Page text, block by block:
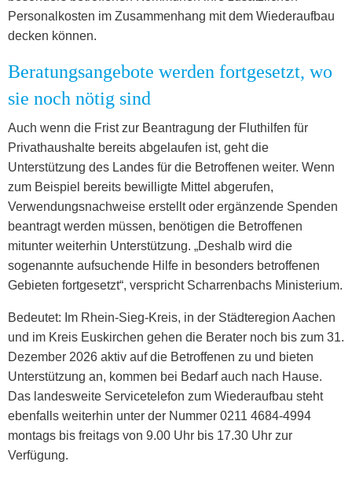
Personalkosten im Zusammenhang mit dem Wiederaufbau
decken können.
Beratungsangebote werden fortgesetzt, wo
sie noch nötig sind
Auch wenn die Frist zur Beantragung der Fluthilfen für
Privathaushalte bereits abgelaufen ist, geht die
Unterstützung des Landes für die Betroffenen weiter. Wenn
zum Beispiel bereits bewilligte Mittel abgerufen,
Verwendungsnachweise erstellt oder ergänzende Spenden
beantragt werden müssen, benötigen die Betroffenen
mitunter weiterhin Unterstützung. „Deshalb wird die
sogenannte aufsuchende Hilfe in besonders betroffenen
Gebieten fortgesetzt“, verspricht Scharrenbachs Ministerium.
Bedeutet: Im Rhein-Sieg-Kreis, in der Städteregion Aachen
und im Kreis Euskirchen gehen die Berater noch bis zum 31.
Dezember 2026 aktiv auf die Betroffenen zu und bieten
Unterstützung an, kommen bei Bedarf auch nach Hause.
Das landesweite Servicetelefon zum Wiederaufbau steht
ebenfalls weiterhin unter der Nummer 0211 4684-4994
montags bis freitags von 9.00 Uhr bis 17.30 Uhr zur
Verfügung.